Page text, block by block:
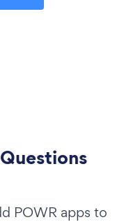
POWR apps to